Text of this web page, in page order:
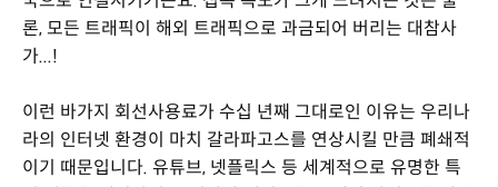
론, 모든 트래픽이 해외 트래픽으로 과금되어 버리는 대참사
가...!
이런 바가지 회선사용료가 수십 년째 그대로인 이유는 우리나
라의 인터넷 환경이 마치 갈라파고스를 연상시킬 만큼 폐쇄적
이기 때문입니다. 유튜브, 넷플릭스 등 세계적으로 유명한 특